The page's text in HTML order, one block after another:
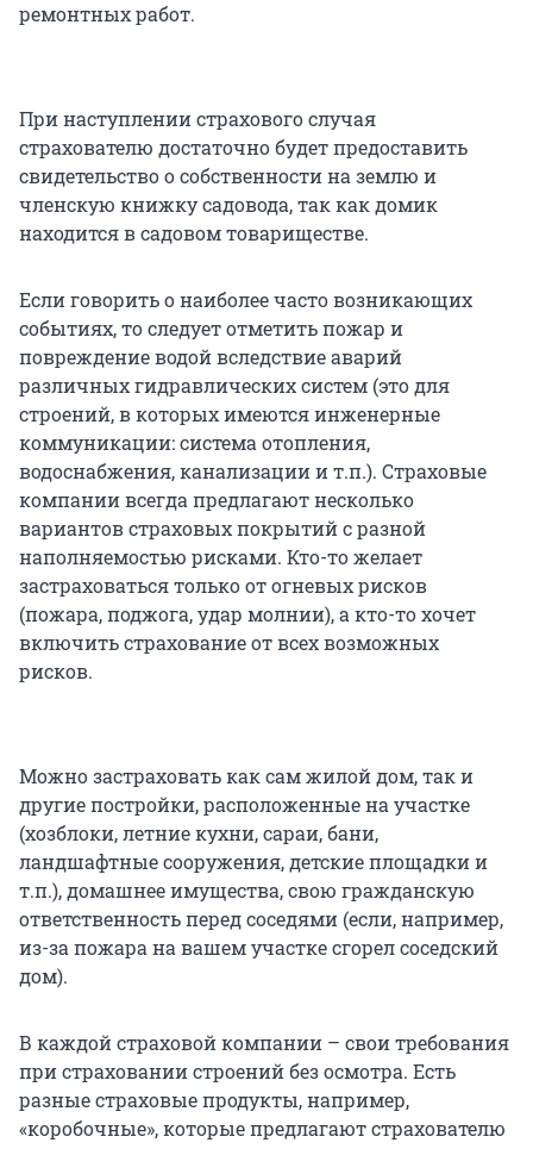
ремонтных работ.
При наступлении страхового случая
страхователю достаточно будет предоставить
свидетельство о собственности на землю и
членскую книжку садовода, так как домик
находится в садовом товариществе.
Если говорить о наиболее часто возникающих
событиях, то следует отметить пожар и
повреждение водой вследствие аварий
различных гидравлических систем (это для
строений, в которых имеются инженерные
коммуникации: система отопления,
водоснабжения, канализации и т.п.). Страховые
компании всегда предлагают несколько
вариантов страховых покрытий с разной
наполняемостью рисками. Кто-то желает
застраховаться только от огневых рисков
(пожара, поджога, удар молнии), а кто-то хочет
включить страхование от всех возможных
рисков.
Можно застраховать как сам жилой дом, так и
другие постройки, расположенные на участке
(хозблоки, летние кухни, сараи, бани,
ландшафтные сооружения, детские площадки и
т.п.), домашнее имущества, свою гражданскую
ответственность перед соседями (если, например,
из-за пожара на вашем участке сгорел соседский
дом).
В каждой страховой компании – свои требования
при страховании строений без осмотра. Есть
разные страховые продукты, например,
«коробочные», которые предлагают страхователю